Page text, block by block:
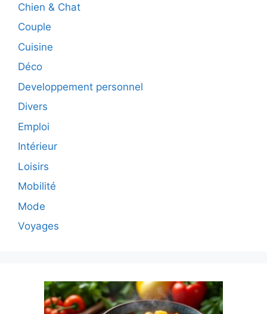
Chien & Chat
Couple
Cuisine
Déco
Developpement personnel
Divers
Emploi
Intérieur
Loisirs
Mobilité
Mode
Voyages